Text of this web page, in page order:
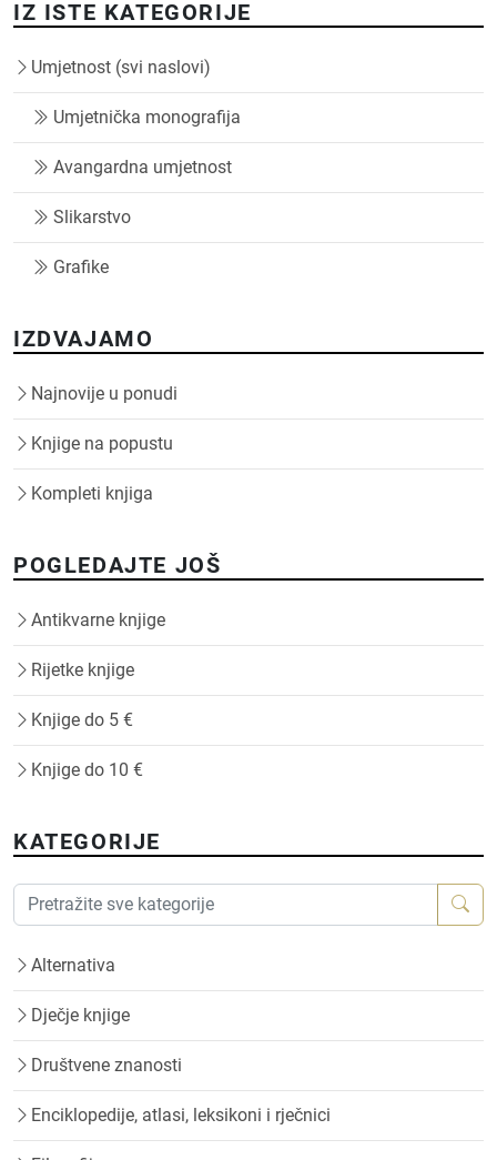
IZ ISTE KATEGORIJE
Umjetnost (svi naslovi)
Umjetnička monografija
Avangardna umjetnost
Slikarstvo
Grafike
IZDVAJAMO
Najnovije u ponudi
Knjige na popustu
Kompleti knjiga
POGLEDAJTE JOŠ
Antikvarne knjige
Rijetke knjige
Knjige do 5 €
Knjige do 10 €
KATEGORIJE
Alternativa
Dječje knjige
Društvene znanosti
Enciklopedije, atlasi, leksikoni i rječnici